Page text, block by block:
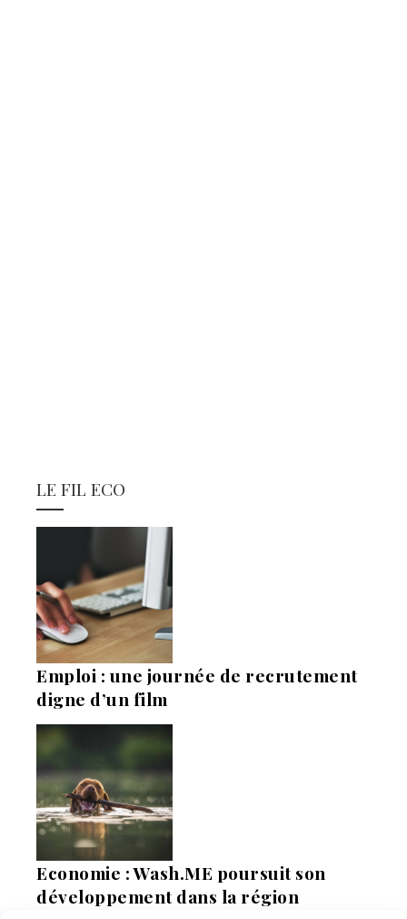
LE FIL ECO
Emploi : une journée de recrutement
digne d’un film
Economie : Wash.ME poursuit son
développement dans la région